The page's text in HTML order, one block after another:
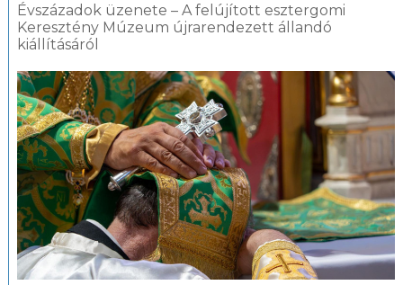
Évszázadok üzenete – A felújított esztergomi
Keresztény Múzeum újrarendezett állandó
kiállításáról